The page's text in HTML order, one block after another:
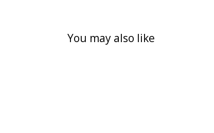
You may also like